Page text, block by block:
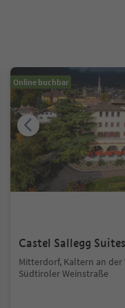
Online buchbar
Castel Sallegg Suites
Mitterdorf, Kaltern an der
Südtiroler Weinstraße